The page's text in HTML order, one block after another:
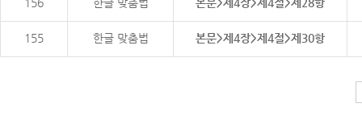
155 한글 맞춤법 본문>제4장>제4절>제30항